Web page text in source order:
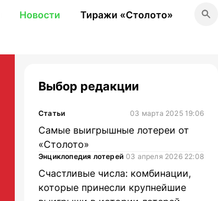
Новости Тиражи «Столото»
Выбор редакции
Статьи 03 марта 2025 19:06
Самые выигрышные лотереи от
«Столото»
Энциклопедия лотерей 03 апреля 2026 22:08
Счастливые числа: комбинации,
которые принесли крупнейшие